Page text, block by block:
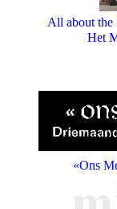
All about the
Het
«Ons